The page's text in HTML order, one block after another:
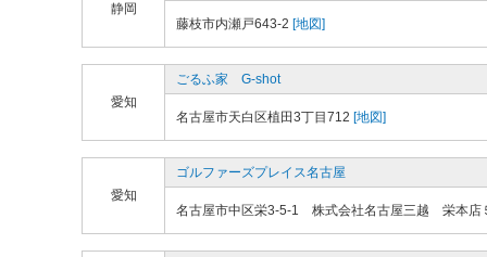
静岡
藤枝市内瀬戸643-2 [地図]
愛知
ごるふ家 G-shot
名古屋市天白区植田3丁目712 [地図]
愛知
ゴルファーズプレイス名古屋
名古屋市中区栄3-5-1 株式会社名古屋三越 栄本店